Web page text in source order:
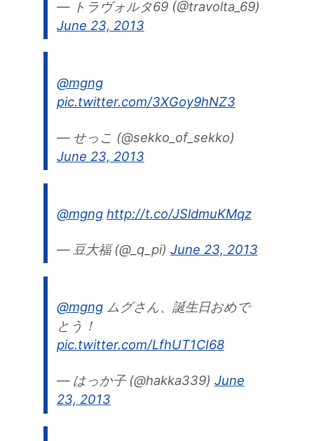
— トラヴォルタ69 (@travolta_69)
June 23, 2013
@mgng
pic.twitter.com/3XGoy9hNZ3
— せっこ (@sekko_of_sekko)
June 23, 2013
@mgng http://t.co/JSldmuKMqz
— 豆大福 (@_q_pi) June 23, 2013
@mgngムグさん、誕生日おめで
とう！
pic.twitter.com/LfhUT1CI68
— はっか子 (@hakka339) June
23, 2013